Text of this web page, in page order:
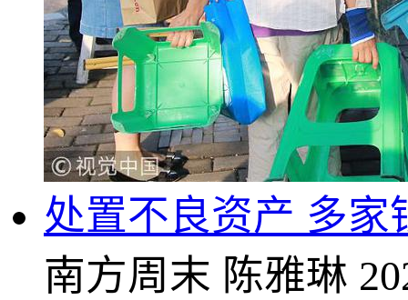
处置不良资产 多家
南方周末 陈雅琳